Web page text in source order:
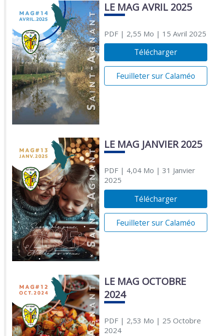
LE MAG AVRIL 2025
PDF| 2,55 Mo | 15 Avril 2025
Télécharger
Feuilleter sur Calaméo
LE MAG JANVIER 2025
PDF| 4,04 Mo | 31 Janvier
2025
Télécharger
Feuilleter sur Calaméo
LE MAG OCTOBRE
2024
PDF| 2,53 Mo | 25 Octobre
2024